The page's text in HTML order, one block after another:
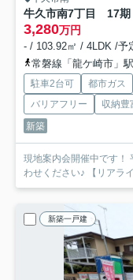
牛久市南7丁目 17
3,280万円
- / 103.92㎡ / 4LDK /予
常磐線「龍ケ崎市」
駐車2台可 都市ガス
バリアフリー
収納豊
新築
現地案内会開催中です！
わせください
新築一戸建